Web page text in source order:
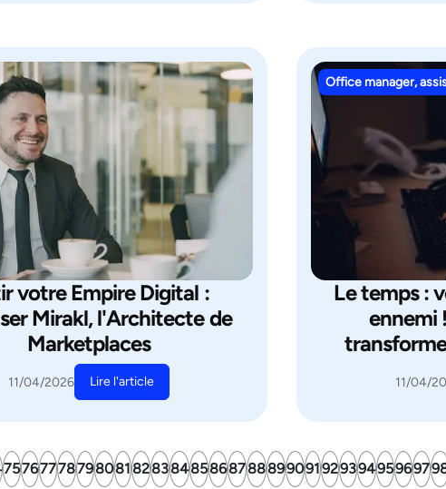
votre Empire Digital :
Mirakl, l'Architecte de
Marketplaces
11/04/2026 Lire l'article
Office manager,
Le temps :
ennemi
11/04/
7576777879808182838485868788899091929394959697